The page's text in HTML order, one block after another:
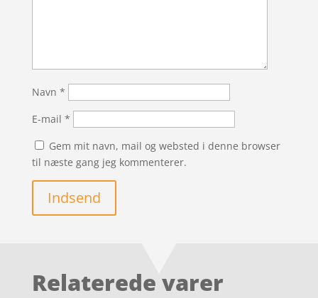
Navn *
E-mail *
Gem mit navn, mail og websted i denne browser
til næste gang jeg kommenterer.
Indsend
Relaterede varer